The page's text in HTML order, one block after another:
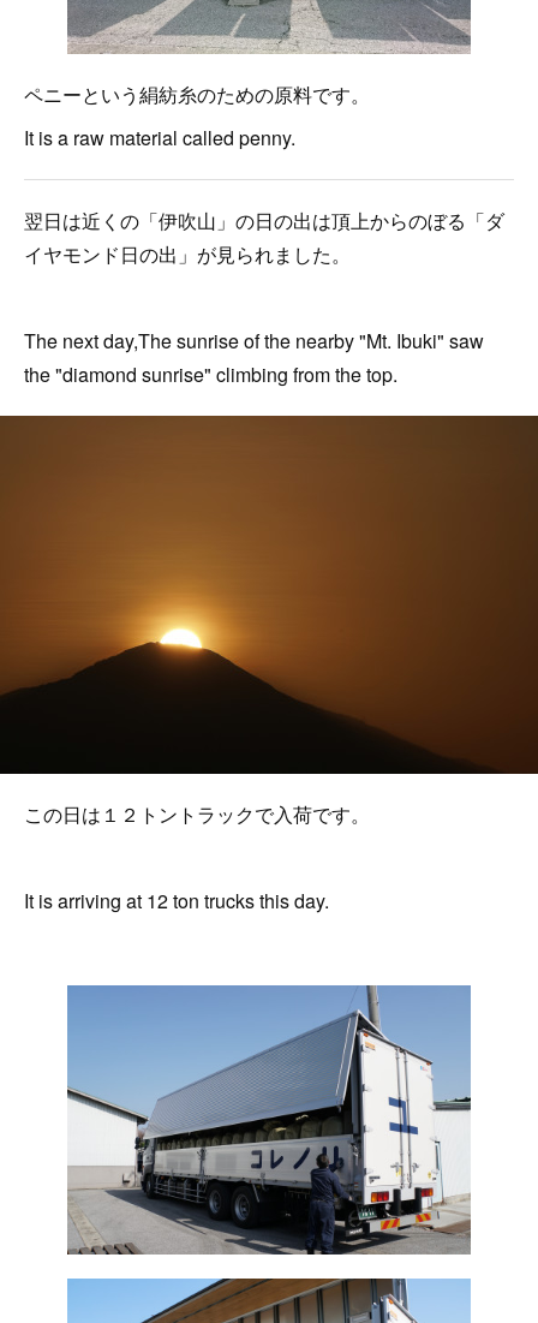
ペニーという絹紡糸のための原料です。
It is a raw material called penny.
翌日は近くの「伊吹山」の日の出は頂上からのぼる「ダ
イヤモンド日の出」が見られました。
The next day,The sunrise of the nearby "Mt. Ibuki" saw
the "diamond sunrise" climbing from the top.
この日は１２トントラックで入荷です。
It is arriving at 12 ton trucks this day.